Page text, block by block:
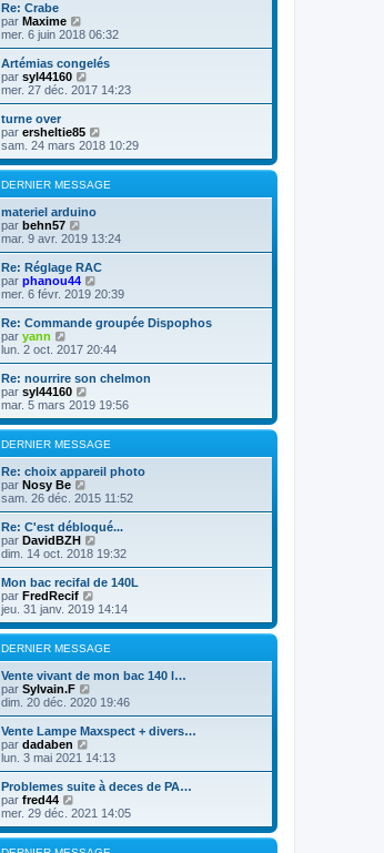
s
s
a
e
n
i
r
e
s
g
e
e
e
r
n
m
e
s
a
Re: Crabe
par Maxime
o
i
r
l
e
r
n
i
e
r
m
s
s
a
e
mer. 6 juin 2018 06:32
Artémias congelés
par syl44160
o
i
l
e
e
r
n
i
r
e
s
s
a
e
mer. 27 déc. 2017 14:23
turne over
par ersheltie85
o
i
r
l
e
r
n
i
r
s
s
a
e
sam. 24 mars 2018 10:29
DERNIER MESSAGE
materiel arduino
par behn57
o
i
r
e
e
r
n
r
m
e
s
a
e
mar. 9 avr. 2019 13:24
Re: Réglage RAC
par phanou44
o
i
r
l
e
r
n
e
r
m
e
s
s
a
e
mer. 6 févr. 2019 20:39
Re: Commande groupée Dispophos
par yann
o
i
r
l
e
e
r
n
i
e
e
s
s
a
e
lun. 2 oct. 2017 20:44
Re: nourrire son chelmon
par syl44160
o
i
r
l
e
d
r
n
i
e
r
e
s
s
a
g
e
mar. 5 mars 2019 19:56
DERNIER MESSAGE
Re: choix appareil photo
par Nosy Be
o
i
r
l
e
e
r
n
i
e
r
m
s
s
a
e
sam. 26 déc. 2015 11:52
Re: C'est débloqué...
par DavidBZH
o
i
r
e
e
r
n
i
r
s
s
a
g
e
dim. 14 oct. 2018 19:32
Mon bac recifal de 140L
par FredRecif
o
i
r
l
e
d
r
n
i
r
e
s
s
a
g
e
jeu. 31 janv. 2019 14:14
DERNIER MESSAGE
Vente vivant de mon bac 140 l…
par Sylvain.F
o
i
r
e
r
n
i
e
r
dim. 20 déc. 2020 19:46
Vente Lampe Maxspect + divers…
par dadaben
o
i
r
e
e
r
lun. 3 mai 2021 14:13
Problemes suite à deces de PA…
par fred44
o
i
r
mer. 29 déc. 2021 14:05